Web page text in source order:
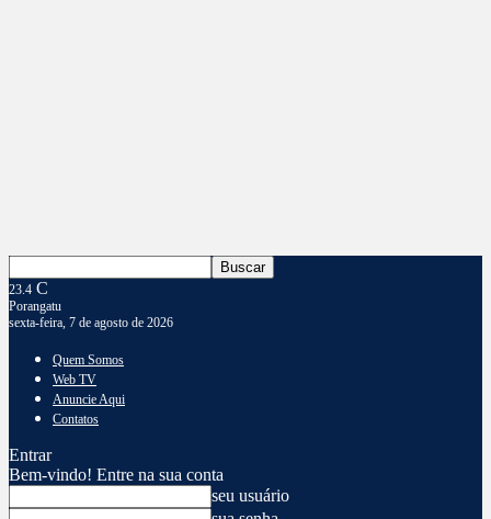
23.4 C
Porangatu
sexta-feira, 7 de agosto de 2026
Quem Somos
Web TV
Anuncie Aqui
Contatos
Entrar
Bem-vindo! Entre na sua conta
seu usuário